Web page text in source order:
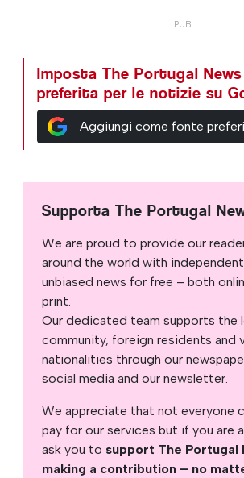
Imposta The Portugal
preferita per le notizie su
Aggiungi come fonte
Supporta The Portugal
We are proud to provide our
around the world with
unbiased news for free – both
print.
Our dedicated team supports the
community, foreign residents and
nationalities through our
social media and our newsletter.
We appreciate that not everyone
pay for our services but if you are
ask you to support The Portugal
making a contribution – no